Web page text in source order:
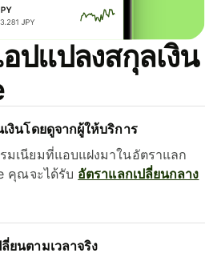
ปแปลงสกุลเงิน
เงินโดยดูจากผู้ให้บริการ
มเนียมที่แอบแฝงมาในอัตราแลก
คุณจะได้รับ อัตราแลกเปลี่ยนกลาง
ยนตามเวลาจริง